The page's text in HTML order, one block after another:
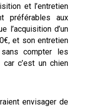
et l’entretien
préférables aux
l’acquisition d’un
et son entretien
compter les
c’est un chien
envisager de